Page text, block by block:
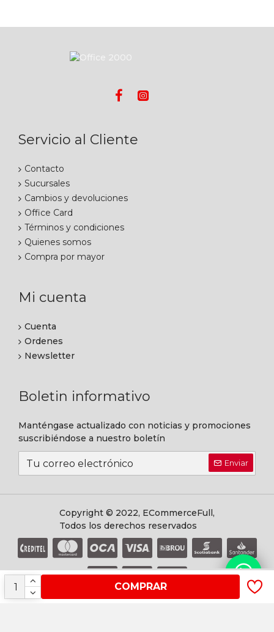
COMPRAR
Servicio al Cliente
Contacto
Sucursales
Cambios y devoluciones
Office Card
Términos y condiciones
Quienes somos
Compra por mayor
Mi cuenta
Cuenta
Ordenes
Newsletter
Boletin informativo
Manténgase actualizado con noticias y promociones
suscribiéndose a nuestro boletín
Enviar
Copyright © 2022, ECommerceFull,
Todos los derechos reservados